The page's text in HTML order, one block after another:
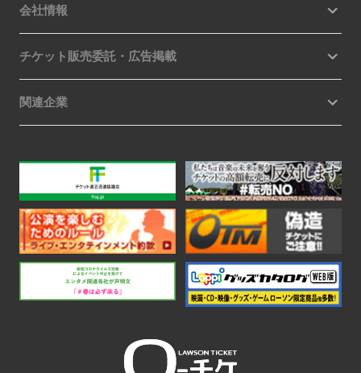
会社情報
チケット販売委託・広告掲載
関連企業